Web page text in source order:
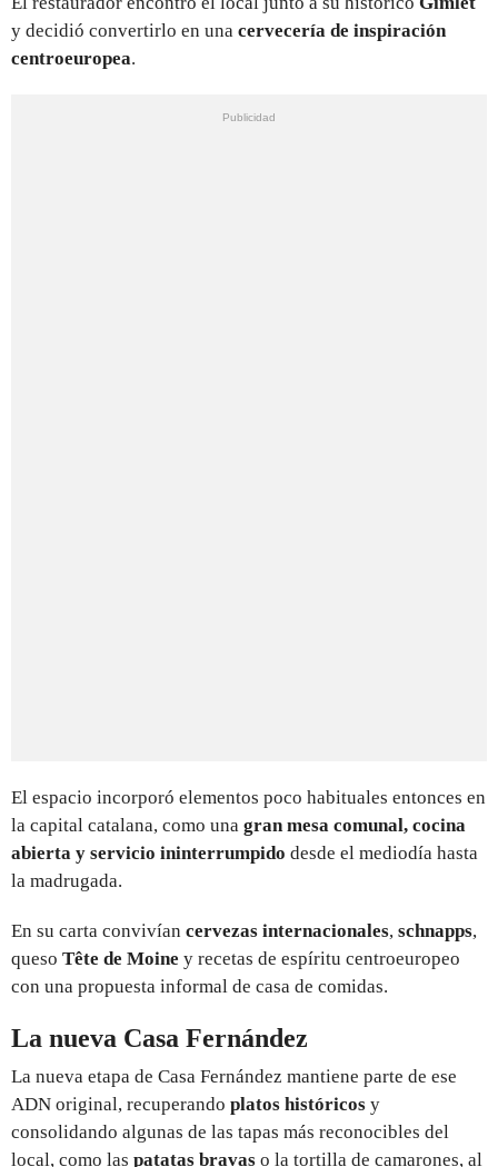
y decidió convertirlo en una cervecería de inspiración
centroeuropea.
El espacio incorporó elementos poco habituales entonces en
la capital catalana, como una gran mesa comunal, cocina
abierta y servicio ininterrumpido desde el mediodía hasta
la madrugada.
En su carta convivían cervezas internacionales, schnapps,
queso Tête de Moine y recetas de espíritu centroeuropeo
con una propuesta informal de casa de comidas.
La nueva Casa Fernández
La nueva etapa de Casa Fernández mantiene parte de ese
ADN original, recuperando platos históricos y
consolidando algunas de las tapas más reconocibles del
local, como las patatas bravas o la tortilla de camarones, al